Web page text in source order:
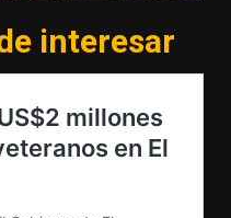
interesar